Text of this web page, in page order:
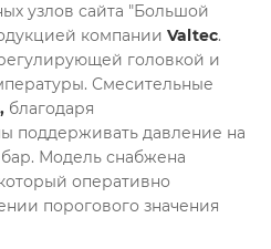
узлов сайта "Большой
компании Valtec.
головкой и
Смесительные
, благодаря
поддерживать давление на
Модель снабжена
оперативно
порогового значения